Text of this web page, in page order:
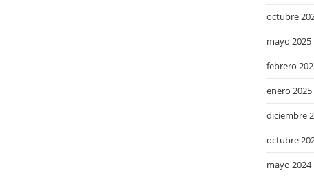
octubre
mayo 2025
febrero
enero 2025
diciembre
octubre
mayo 2024